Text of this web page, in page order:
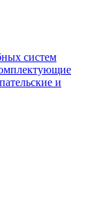
систем
и